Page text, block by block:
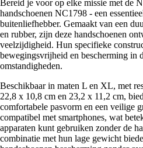
Bereid je voor op elke missie met de
handschoenen NC1798 - een
buitenliefhebber. Gemaakt van een
en rubber, zijn deze handschoenen
veelzijdigheid. Hun specifieke
bewegingsvrijheid en bescherming in
omstandigheden.
Beschikbaar in maten L en XL, met
22,8 x 10,8 cm en 23,2 x 11,2 cm,
comfortabele pasvorm en een veilige
compatibel met smartphones, wat
apparaten kunt gebruiken zonder de
combinatie met hun lage gewicht